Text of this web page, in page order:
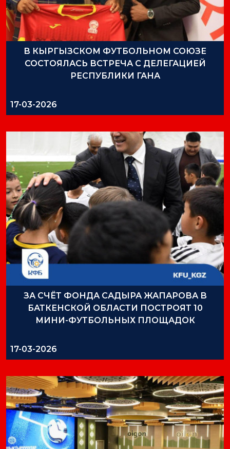
В КЫРГЫЗСКОМ ФУТБОЛЬНОМ СОЮЗЕ
СОСТОЯЛАСЬ ВСТРЕЧА С ДЕЛЕГАЦИЕЙ
РЕСПУБЛИКИ ГАНА
17-03-2026
ЗА СЧЁТ ФОНДА САДЫРА ЖАПАРОВА В
БАТКЕНСКОЙ ОБЛАСТИ ПОСТРОЯТ 10
МИНИ-ФУТБОЛЬНЫХ ПЛОЩАДОК
17-03-2026